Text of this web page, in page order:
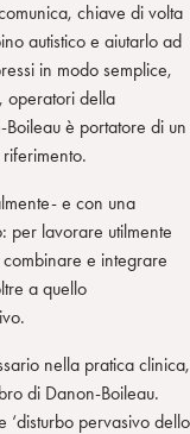
chiave di volta
autistico e aiutarlo ad
in modo semplice,
operatori della
è portatore di un
e con una
per lavorare utilmente
e integrare
a quello
nella pratica clinica,
di Danon-Boileau.
‘disturbo pervasivo dello